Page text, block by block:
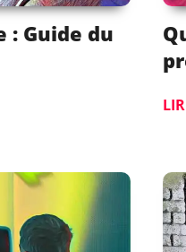
: Guide du